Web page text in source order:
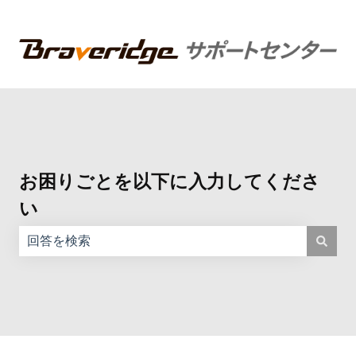
お困りごとを以下に入力してくださ
い